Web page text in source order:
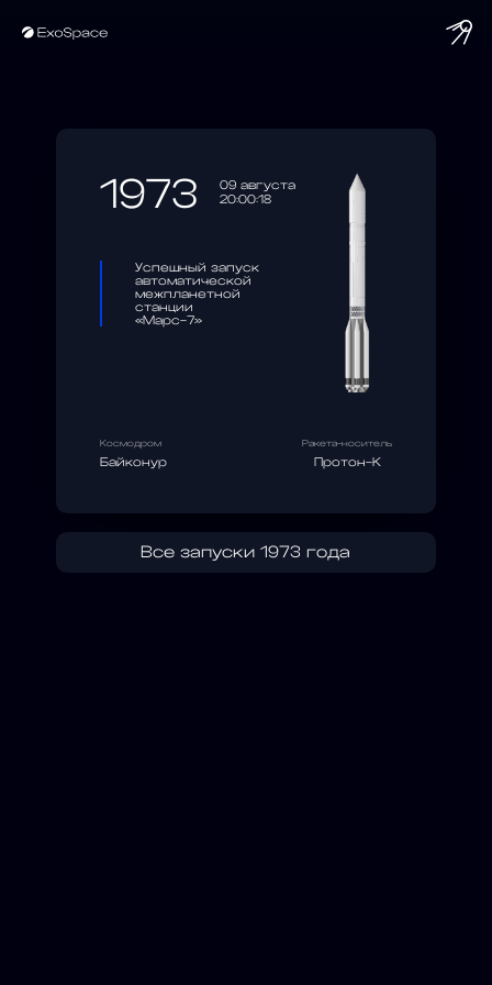
1973
09 августа
20:00:18
Успешный запуск
автоматической
межпланетной
станции
«Марс-7»
Космодром
Байконур
Ракета-носитель
Протон-К
Все запуски 1973 года